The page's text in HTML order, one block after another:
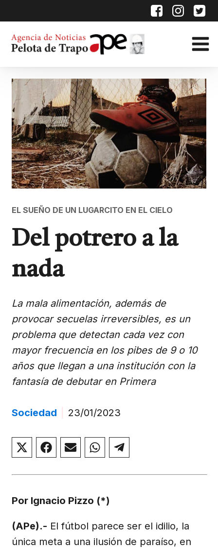
EL SUEÑO DE UN LUGARCITO EN EL CIELO
Del potrero a la
nada
La mala alimentación, además de
provocar secuelas irreversibles, es un
problema que detectan cada vez con
mayor frecuencia en los pibes de 9 o 10
años que llegan a una institución con la
fantasía de debutar en Primera
Sociedad 23/01/2023
Compartir
en
(Twitter)
Compartir
en
Compartir
en
Compartir
en
Compartir
en
Por Ignacio Pizzo (*)
(APe).- El fútbol parece ser el idilio, la
única meta a una ilusión de paraíso, en